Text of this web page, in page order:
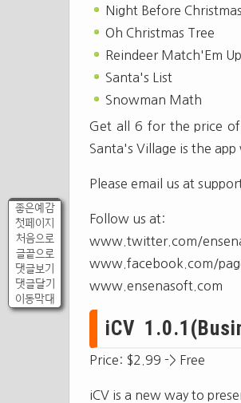
좋은예감
첫페이지
처음으로
글끝으로
댓글보기
댓글달기
이동막대
Night Before Christmas
Oh Christmas Tree
Reindeer Match'Em Up
Santa's List
Snowman Math
Get all 6 for the price
Santa's Village is the
Please email us at
Follow us at:
www.twitter.com/
www.facebook.com/
www.ensenasoft.com
iCV
Price: $2.99 -> Free
iCV is a new way to